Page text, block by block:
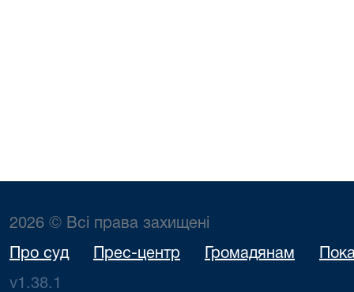
2026 © Всі права захищені
Про суд Прес-центр Громадянам
v1.38.1